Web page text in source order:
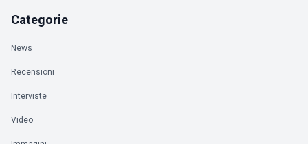
Categorie
News
Recensioni
Interviste
Video